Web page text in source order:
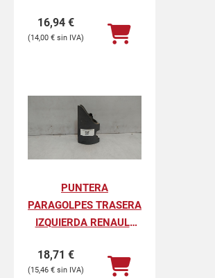
PROFESIONAL
16,94 €
14,00 €
PUNTERA
PARAGOLPES TRASERA
IZQUIERDA RENAULT
PROFESIONAL
18,71 €
15,46 €